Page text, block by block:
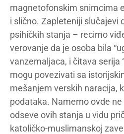
magnetofonskim snimcima
i slično. Zapleteniji slučajevi
psihičkih stanja – recimo
verovanje da je osoba bila
vanzemaljaca, i čitava serija
mogu povezivati sa
mešanjem verskih naracija,
podataka. Namerno ovde
odseve ovih stanja u vidu
katoličko-muslimanskoj